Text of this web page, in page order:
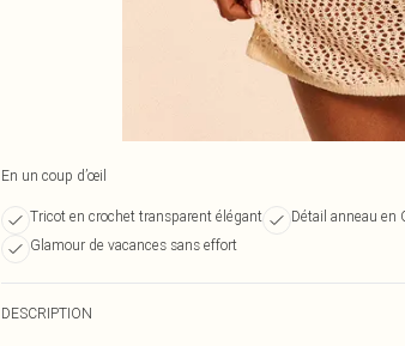
En un coup d’œil
Tricot en crochet transparent élégant Détail anneau en
Glamour de vacances sans effort
DESCRIPTION